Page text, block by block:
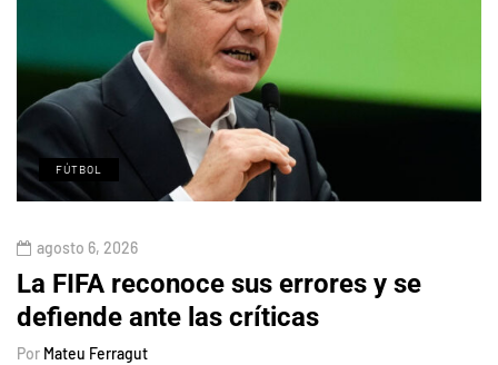
FÚTBOL
agosto 6, 2026
La FIFA reconoce sus errores y se
defiende ante las críticas
Por Mateu Ferragut